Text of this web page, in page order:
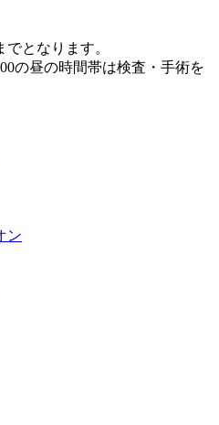
となります。
の昼の時間帯は検査・手術を
ン